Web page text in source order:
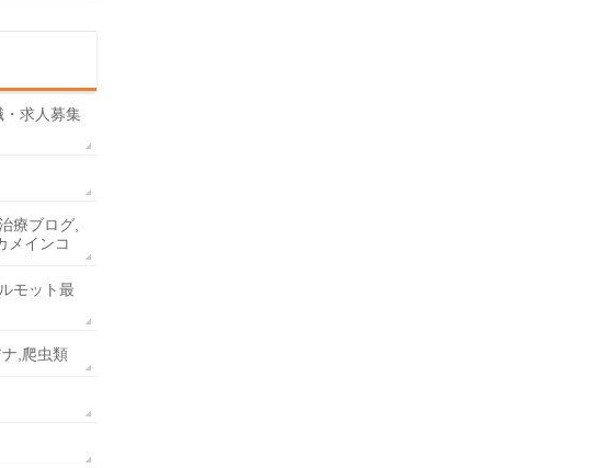
・求人募集
療ブログ,
メインコ
モット最
,爬虫類